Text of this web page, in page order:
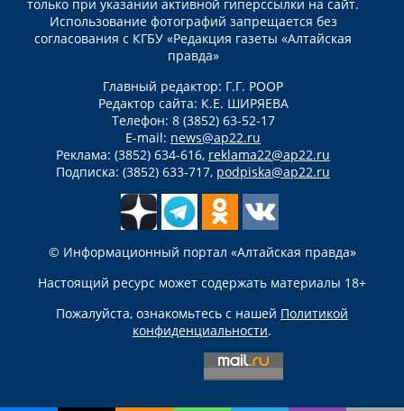
только при указании активной гиперссылки на сайт.
Использование фотографий запрещается без
согласования с КГБУ «Редакция газеты «Алтайская
правда»
Главный редактор: Г.Г. РООР
Редактор сайта: К.Е. ШИРЯЕВА
Телефон: 8 (3852) 63-52-17
E-mail: news@ap22.ru
Реклама: (3852) 634-616, reklama22@ap22.ru
Подписка: (3852) 633-717, podpiska@ap22.ru
© Информационный портал «Алтайская правда»
Настоящий ресурс может содержать материалы 18+
Пожалуйста, ознакомьтесь с нашей Политикой
конфиденциальности.